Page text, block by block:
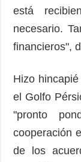
está
necesario.
financieros",
Hizo
el Golfo
"pronto
cooperación
de los